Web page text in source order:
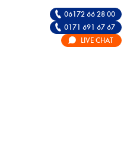
FÜR DIE
06172 66 28 00
0171 691 67 67
LIVE CHAT